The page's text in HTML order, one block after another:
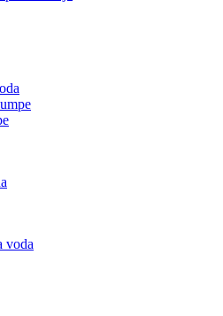
voda